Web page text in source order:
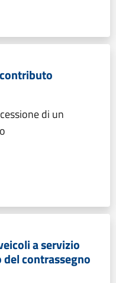
di un
a servizio
contrassegno